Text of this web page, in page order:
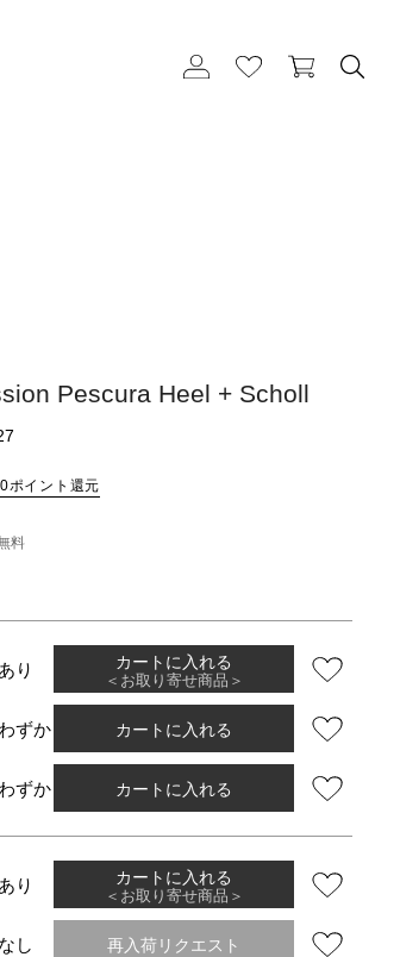
Pescura Heel + Scholl
ポイント還元
料
り カートに入れる
＜お取り寄せ商品＞
ずか カートに入れる
ずか カートに入れる
り カートに入れる
＜お取り寄せ商品＞
し 再入荷リクエスト